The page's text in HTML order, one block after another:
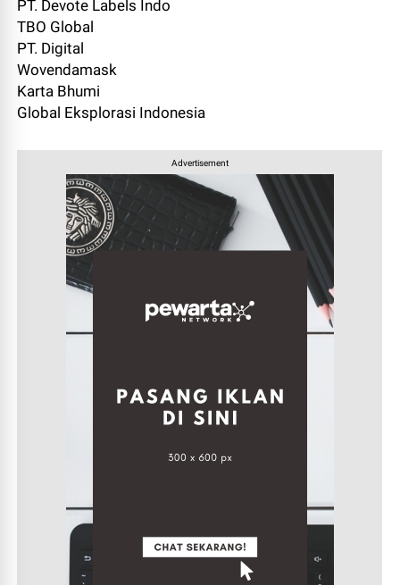
PT. Devote Labels Indo
TBO Global
PT. Digital
Wovendamask
Karta Bhumi
Global Eksplorasi Indonesia
Advertisement